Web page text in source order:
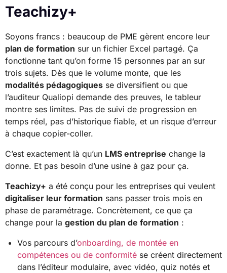
Teachizy+
Soyons francs : beaucoup de PME gèrent encore leur
plan de formation sur un fichier Excel partagé. Ça
fonctionne tant qu’on forme 15 personnes par an sur
trois sujets. Dès que le volume monte, que les
modalités pédagogiques se diversifient ou que
l’auditeur Qualiopi demande des preuves, le tableur
montre ses limites. Pas de suivi de progression en
temps réel, pas d’historique fiable, et un risque d’erreur
à chaque copier-coller.
C’est exactement là qu’un LMS entreprise change la
donne. Et pas besoin d’une usine à gaz pour ça.
Teachizy+ a été conçu pour les entreprises qui veulent
digitaliser leur formation sans passer trois mois en
phase de paramétrage. Concrètement, ce que ça
change pour la gestion du plan de formation :
Vos parcours d’onboarding, de montée en
compétences ou de conformité se créent directement
dans l’éditeur modulaire, avec vidéo, quiz notés et